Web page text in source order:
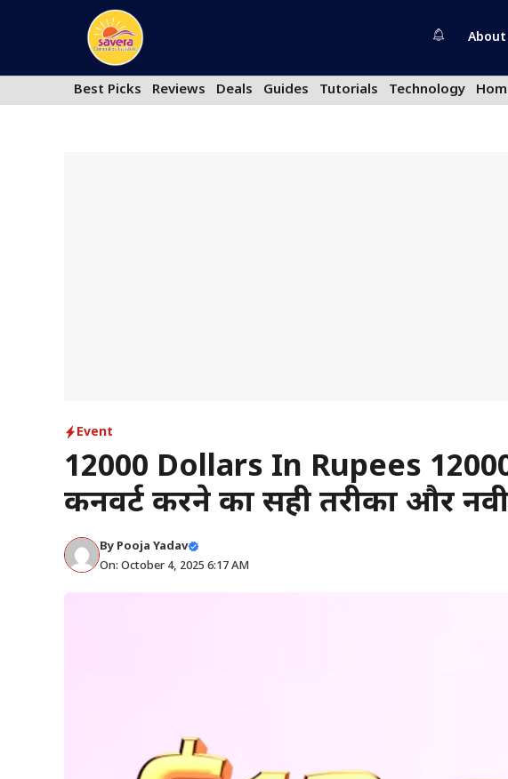
About
Best Picks Reviews Deals Guides Tutorials Technology
Event
12000 Dollars In Rupees
कनवर्ट करने का सही तरीका और
By Pooja Yadav
On: October 4, 2025 6:17 AM